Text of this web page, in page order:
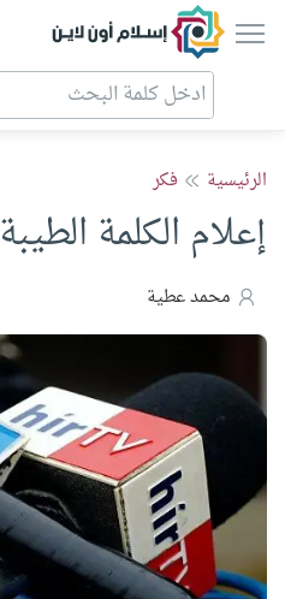
إسلام أون لاين
الرئيسية فكر
إعلام الكلمة الطيبة
محمد عطية